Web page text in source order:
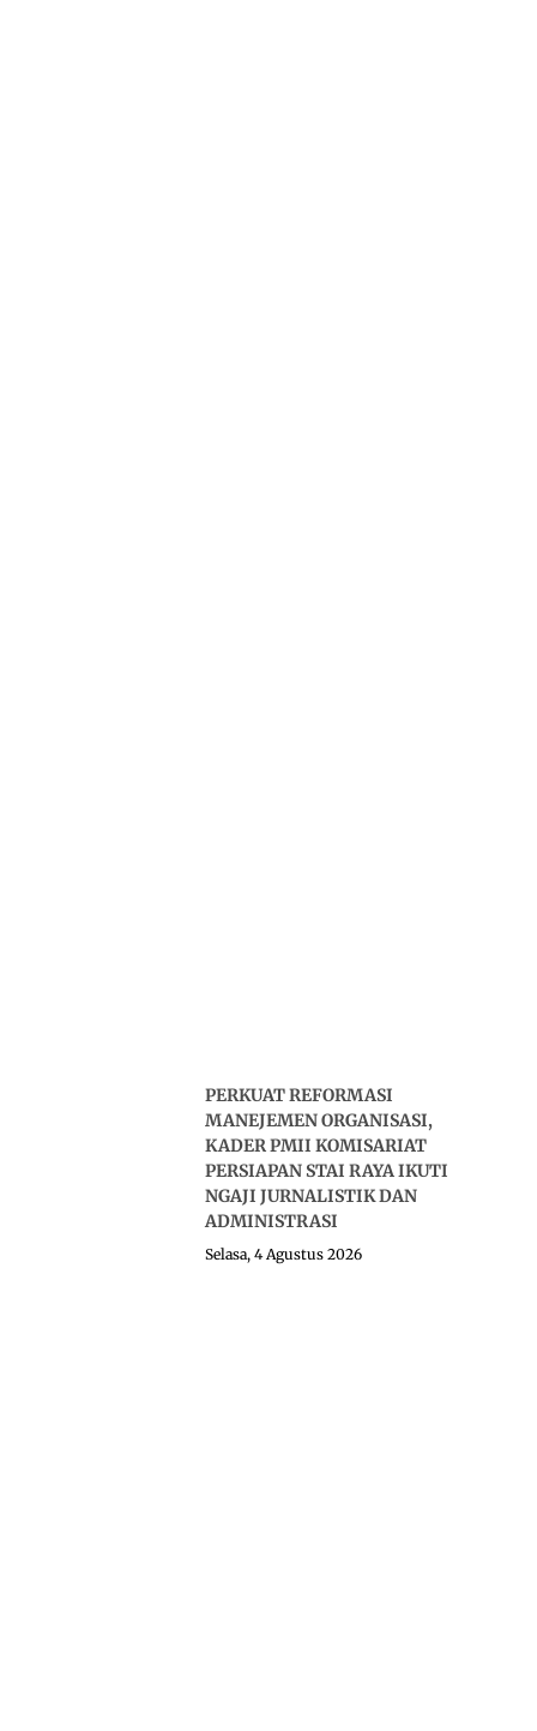
PERKUAT REFORMASI
MANEJEMEN ORGANISASI,
KADER PMII KOMISARIAT
PERSIAPAN STAI RAYA IKUTI
NGAJI JURNALISTIK DAN
ADMINISTRASI
Selasa, 4 Agustus 2026